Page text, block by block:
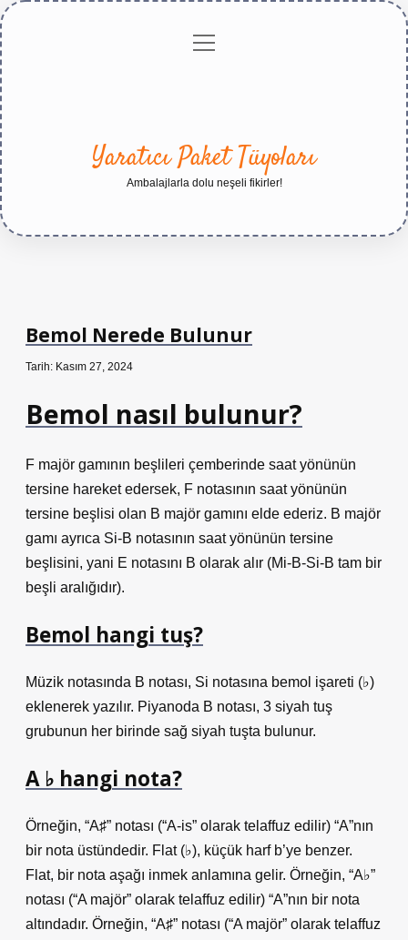
Gizlilikmenüyü
Yaratıcı Paket Tüyoları
Ambalajlarla dolu neşeli fikirler!
Bemol Nerede Bulunur
Tarih: Kasım 27, 2024
Bemol nasıl bulunur?
F majör gamının beşlileri çemberinde saat yönünün
tersine hareket edersek, F notasının saat yönünün
tersine beşlisi olan B majör gamını elde ederiz. B majör
gamı ​​ayrıca Si-B notasının saat yönünün tersine
beşlisini, yani E notasını B olarak alır (Mi-B-Si-B tam bir
beşli aralığıdır).
Bemol hangi tuş?
Müzik notasında B notası, Si notasına bemol işareti (♭)
eklenerek yazılır. Piyanoda B notası, 3 siyah tuş
grubunun her birinde sağ siyah tuşta bulunur.
A ♭ hangi nota?
Örneğin, “A♯” notası (“A-is” olarak telaffuz edilir) “A”nın
bir nota üstündedir. Flat (♭), küçük harf b’ye benzer.
Flat, bir nota aşağı inmek anlamına gelir. Örneğin, “A♭”
notası (“A majör” olarak telaffuz edilir) “A”nın bir nota
altındadır. Örneğin, “A♯” notası (“A majör” olarak telaffuz